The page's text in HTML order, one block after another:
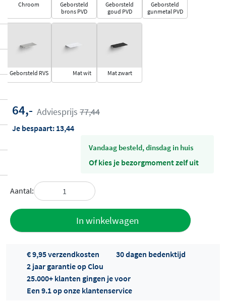
Chroom
Geborsteld
brons PVD
Geborsteld
goud PVD
Geborsteld
gunmetal PVD
Geborsteld RVS Mat wit Mat zwart
64,- Adviesprijs 77,44
Je bespaart: 13,44
vandaag besteld, dinsdag in huis
Of kies je bezorgmoment zelf uit
Aantal:
In winkelwagen
€ 9,95 verzendkosten
30 dagen bedenktijd
2 jaar garantie op Clou
25.000+ klanten gingen je voor
Een 9.1 op onze klantenservice